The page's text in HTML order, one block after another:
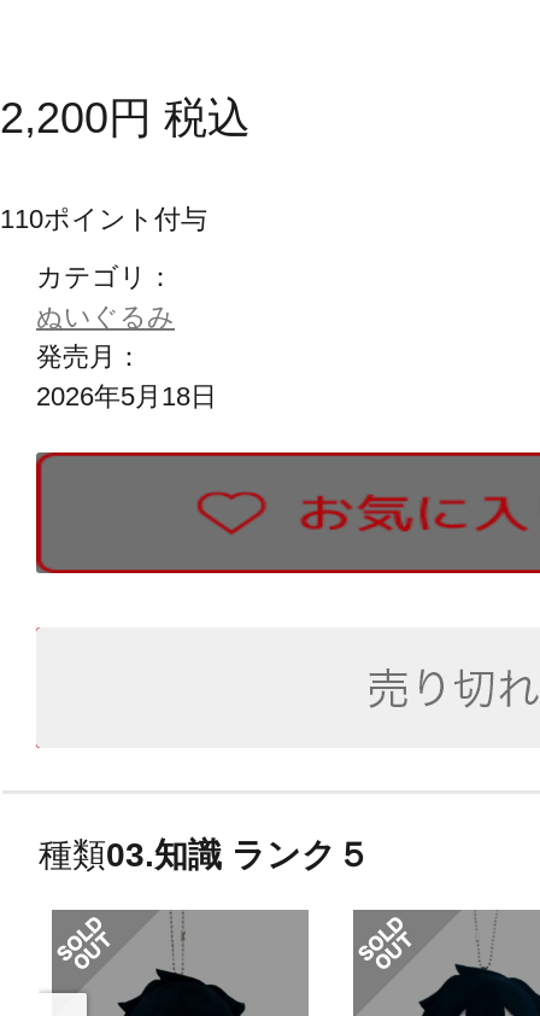
2,200円 税込
110ポイント付与
カテゴリ：
ぬいぐるみ
発売月：
2026年5月18日
種類03.知識 ランク５